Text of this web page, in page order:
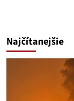
Najčítanejšie